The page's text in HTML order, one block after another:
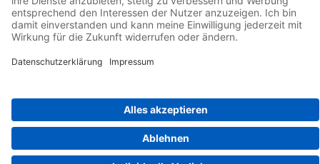
Home AGB Impressum Privacy
Cookie Choices
Yaskawa Europe GmbH